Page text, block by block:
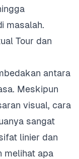
masalah.
Tour dan
antara
Meskipun
visual, cara
sangat
linier dan
melihat apa